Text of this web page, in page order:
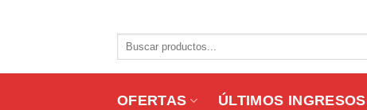
OFERTAS ÚLTIMOS INGRESOS